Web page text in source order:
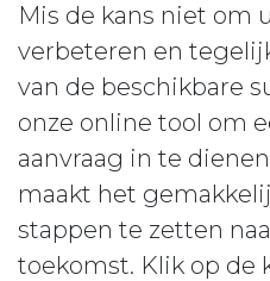
Mis de kans niet om
verbeteren en
van de beschikbare
onze online tool om
aanvraag in te
maakt het
stappen te zetten
toekomst. Klik op de